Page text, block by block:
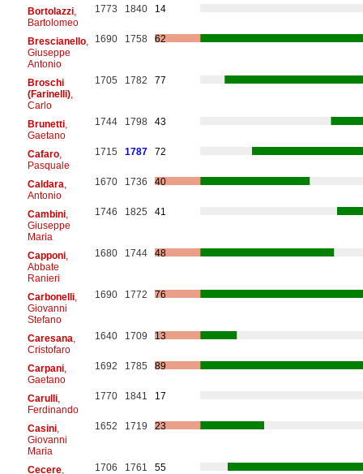
Bortolazzi,
Bartolomeo
1773 1840 14
Brescianello,
Giuseppe
Antonio
1690 1758 62
Broschi
(Farinelli),
Carlo
1705 1782 77
Brunetti,
Gaetano
1744 1798 43
Cafaro,
Pasquale
1715 1787 72
Caldara,
Antonio
1670 1736 40
Cambini,
Giuseppe
Maria
1746 1825 41
Capponi,
Abbate
Ranieri
1680 1744 48
Carbonelli,
Giovanni
Stefano
1690 1772 76
Caresana,
Cristofaro
1640 1709 13
Carpani,
Gaetano
1692 1785 89
Carulli,
Ferdinando
1770 1841 17
Casini,
Giovanni
Maria
1652 1719 23
Cecere,
1706 1761 55